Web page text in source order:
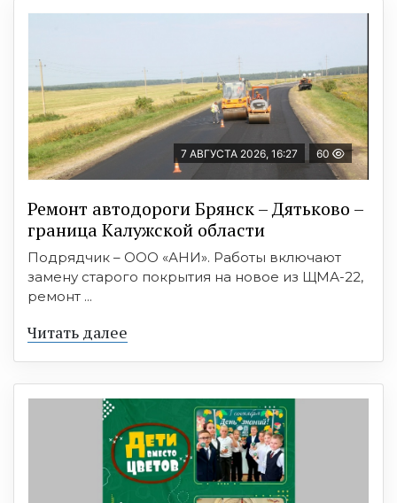
7 АВГУСТА 2026, 16:27 60
Ремонт автодороги Брянск – Дятьково –
граница Калужской области
Подрядчик – ООО «АНИ». Работы включают
замену старого покрытия на новое из ЩМА-22,
ремонт ...
Читать далее